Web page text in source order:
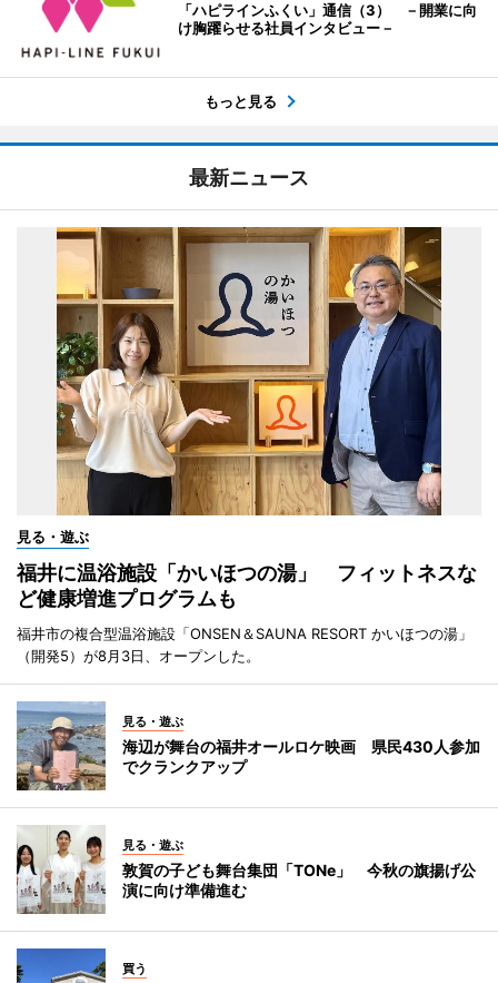
「ハピラインふくい」通信（3） －開業に向
け胸躍らせる社員インタビュー－
もっと見る
最新ニュース
見る・遊ぶ
福井に温浴施設「かいほつの湯」 フィットネスな
ど健康増進プログラムも
福井市の複合型温浴施設「ONSEN＆SAUNA RESORT かいほつの湯」
（開発5）が8月3日、オープンした。
見る・遊ぶ
海辺が舞台の福井オールロケ映画 県民430人参加
でクランクアップ
見る・遊ぶ
敦賀の子ども舞台集団「TONe」 今秋の旗揚げ公
演に向け準備進む
買う